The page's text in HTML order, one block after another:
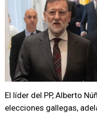
El líder del PP, Alberto
elecciones gallegas,